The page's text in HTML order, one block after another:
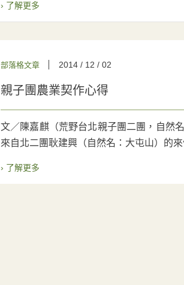
› 了解更多
部落格文章 2014 / 12 / 02
親子團農業契作心得
文／陳嘉麒（荒野台北親子團二團，自然
來自北二團耿建興（自然名：大屯山）的
› 了解更多